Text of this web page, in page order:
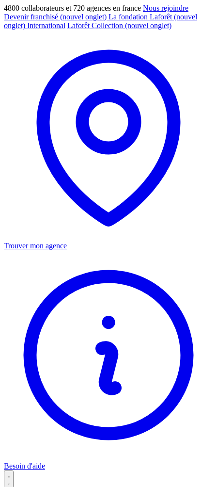
4800 collaborateurs et 720 agences en france Nous rejoindre
Devenir franchisé (nouvel onglet) La fondation Laforêt (nouvel
onglet) International Laforêt Collection (nouvel onglet)
Trouver mon agence
Besoin d'aide